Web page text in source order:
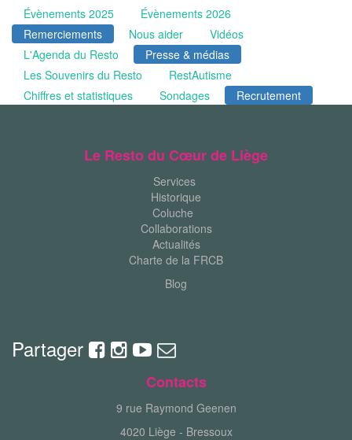
Évènements 2025
Évènements 2026
Remerciements
Nous aider
Vidéos
L'Agenda du Resto
Presse & médias
Les Souvenirs du Resto
RestAutisme
Chiffres et statistiques
Sondages Recrutement
Le Resto du Cœur de Liège
Services
Historique
Coluche
Collaborations
Actualités
Charte de la FRCB
Blog
Partager
Contacts
9 rue Raymond Geenen
4020 Liège - Bressoux